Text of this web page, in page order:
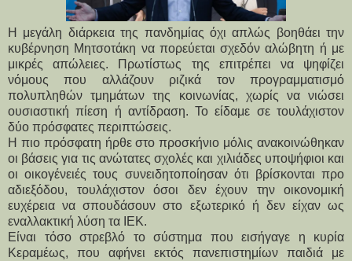
Η μεγάλη διάρκεια της πανδημίας όχι απλώς βοηθάει την
κυβέρνηση Μητσοτάκη να πορεύεται σχεδόν αλώβητη ή με
μικρές απώλειες. Πρωτίστως της επιτρέπει να ψηφίζει
νόμους που αλλάζουν ριζικά τον προγραμματισμό
πολυπληθών τμημάτων της κοινωνίας, χωρίς να νιώσει
ουσιαστική πίεση ή αντίδραση. Το είδαμε σε τουλάχιστον
δύο πρόσφατες περιπτώσεις.
Η πιο πρόσφατη ήρθε στο προσκήνιο μόλις ανακοινώθηκαν
οι βάσεις για τις ανώτατες σχολές και χιλιάδες υποψήφιοι και
οι οικογένειές τους συνειδητοποίησαν ότι βρίσκονται προ
αδιεξόδου, τουλάχιστον όσοι δεν έχουν την οικονομική
ευχέρεια να σπουδάσουν στο εξωτερικό ή δεν είχαν ως
εναλλακτική λύση τα ΙΕΚ.
Είναι τόσο στρεβλό το σύστημα που εισήγαγε η κυρία
Κεραμέως, που αφήνει εκτός πανεπιστημίων παιδιά με